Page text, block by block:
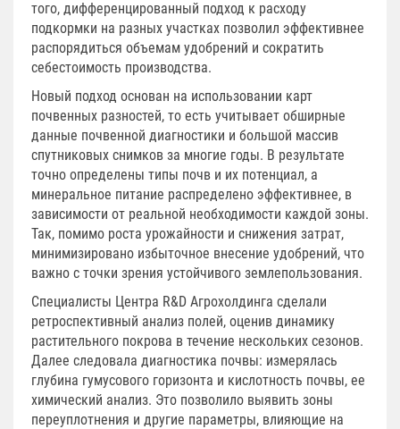
того, дифференцированный подход к расходу
подкормки на разных участках позволил эффективнее
распорядиться объемам удобрений и сократить
себестоимость производства.
Новый подход основан на использовании карт
почвенных разностей, то есть учитывает обширные
данные почвенной диагностики и большой массив
спутниковых снимков за многие годы. В результате
точно определены типы почв и их потенциал, а
минеральное питание распределено эффективнее, в
зависимости от реальной необходимости каждой зоны.
Так, помимо роста урожайности и снижения затрат,
минимизировано избыточное внесение удобрений, что
важно с точки зрения устойчивого землепользования.
Специалисты Центра R&D Агрохолдинга сделали
ретроспективный анализ полей, оценив динамику
растительного покрова в течение нескольких сезонов.
Далее следовала диагностика почвы: измерялась
глубина гумусового горизонта и кислотность почвы, ее
химический анализ. Это позволило выявить зоны
переуплотнения и другие параметры, влияющие на